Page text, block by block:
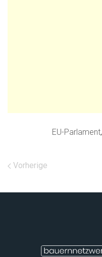
EU-Parlament,
Vorherige